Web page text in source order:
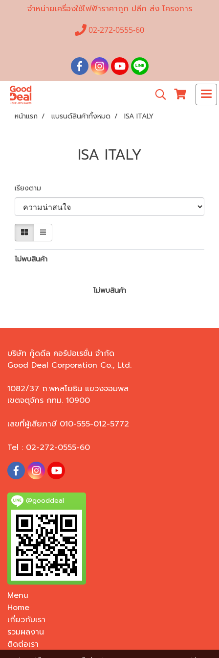
จำหน่ายเครื่องใช้ไฟฟ้าราคาถูก ปลีก ส่ง โครงการ
02-272-0555-60
หน้าแรก แบรนด์สินค้าทั้งหมด ISA ITALY
ISA ITALY
เรียงตาม
ไม่พบสินค้า
ไม่พบสินค้า
บริษัท กู๊ดดีล คอร์ปอเรชั่น จำกัด
Good Deal Corporation Co., Ltd.
1082/37 ถ.พหลโยธิน แขวงจอมพล
เขตจตุจักร กทม. 10900
เลขที่ผู้เสียภาษี 010-555-012-5772
Tel : 02-272-0555-60
@gooddeal
Menu
Home
เกี่ยวกับเรา
รวมผลงาน
ติดต่อเรา